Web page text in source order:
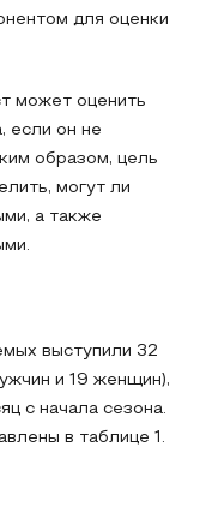
для оценки
может оценить
если он не
образом, цель
могут ли
а также
выступили 32
и 19 женщин),
с начала сезона.
в таблице 1.